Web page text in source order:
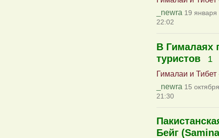
_newra 19
22:02
В Гималаях
туристов
1
Гималаи и Тибет
_newra 15
21:30
Бейг